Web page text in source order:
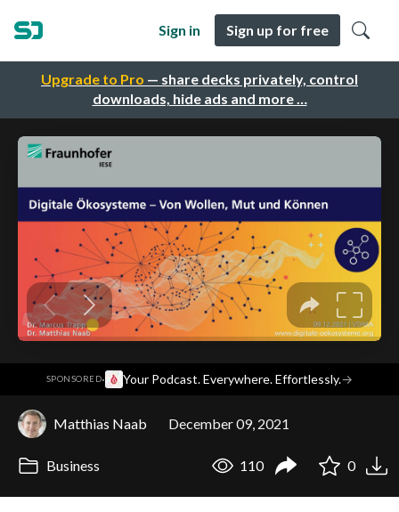
Upgrade to Pro — share decks privately, control
downloads, hide ads and more …
Sign in Sign up for free
SPONSORED· Your Podcast. Everywhere. Effortlessly.→
Matthias Naab December 09, 2021
Business 110 0